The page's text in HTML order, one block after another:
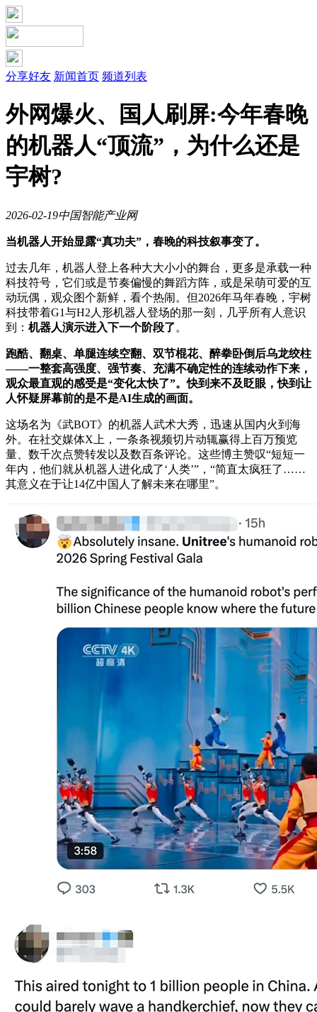
分享好友 新闻首页 频道列表
外网爆火、国人刷屏:今年春晚
的机器人“顶流”，为什么还是
宇树?
2026-02-19中国智能产业网
当机器人开始显露“真功夫”，春晚的科技叙事变了。
过去几年，机器人登上各种大大小小的舞台，更多是承载一种
科技符号，它们或是节奏偏慢的舞蹈方阵，或是呆萌可爱的互
动玩偶，观众图个新鲜，看个热闹。但2026年马年春晚，宇树
科技带着G1与H2人形机器人登场的那一刻，几乎所有人意识
到： 机器人演示进入下一个阶段了。
跑酷、翻桌、单腿连续空翻、双节棍花、醉拳卧倒后乌龙绞柱
——一整套高强度、强节奏、充满不确定性的连续动作下来，
观众最直观的感受是“变化太快了”。快到来不及眨眼，快到让
人怀疑屏幕前的是不是AI生成的画面。
这场名为《武BOT》的机器人武术大秀，迅速从国内火到海
外。在社交媒体X上，一条条视频切片动辄赢得上百万预览
量、数千次点赞转发以及数百条评论。这些博主赞叹“短短一
年内，他们就从机器人进化成了‘人类’”，“简直太疯狂了……
其意义在于让14亿中国人了解未来在哪里”。